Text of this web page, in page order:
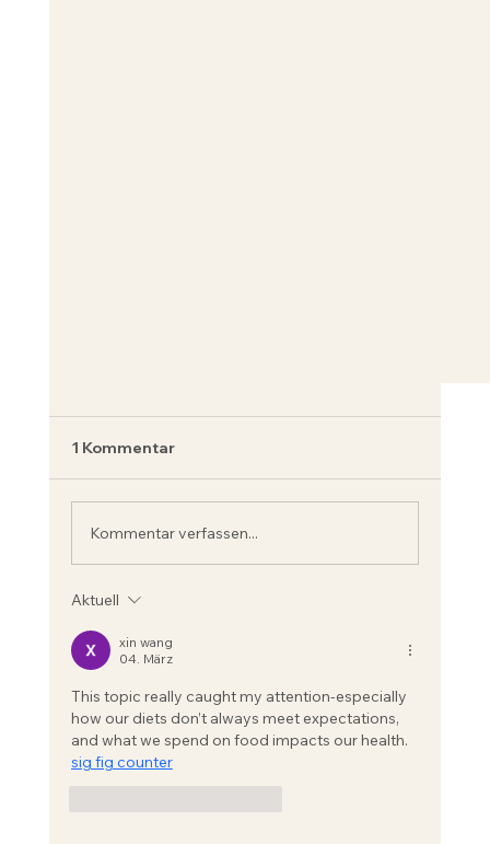
Mythos Leinöl
1 Kommentar
Kommentar verfassen...
Aktuell
xin wang
04. März
This topic really caught my attention-especially
how our diets don’t always meet expectations,
and what we spend on food impacts our health.
sig fig counter